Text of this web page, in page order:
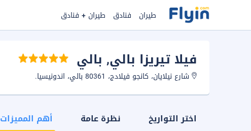
طيران فنادق طيران + فنادق
فيلا تيريزا بالي, بالي
شارع نيلايان، كانجو فيلادج، 80361 بالي، اندونيسيا.
اختر التواريخ نظرة عامة أهم المميزات